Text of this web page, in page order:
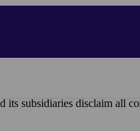
its subsidiaries disclaim all